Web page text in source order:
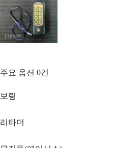
주요 옵션 0건
보링
리타더